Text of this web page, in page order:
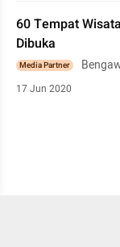
60 Tempat
Dibuka
Media Partner
17 Jun 2020